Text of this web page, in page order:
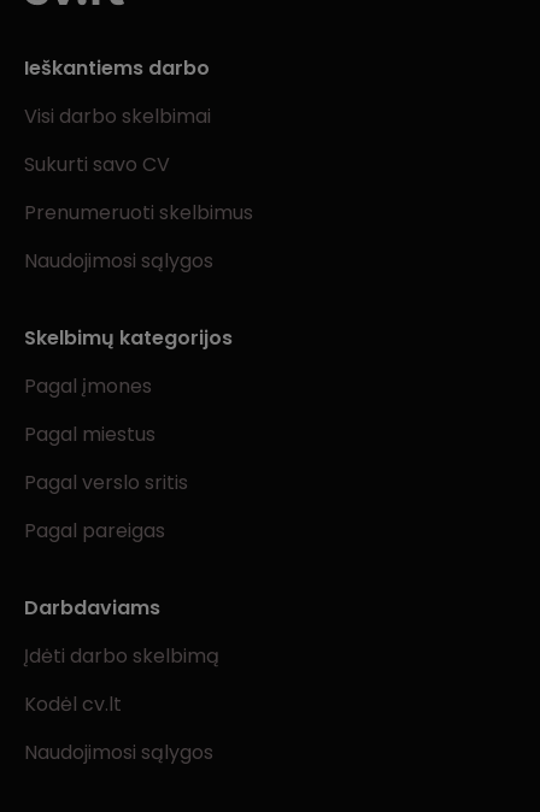
Ieškantiems darbo
Visi darbo skelbimai
Sukurti savo CV
Prenumeruoti skelbimus
Naudojimosi sąlygos
Skelbimų kategorijos
Pagal įmones
Pagal miestus
Pagal verslo sritis
Pagal pareigas
Darbdaviams
Įdėti darbo skelbimą
Kodėl cv.lt
Naudojimosi sąlygos